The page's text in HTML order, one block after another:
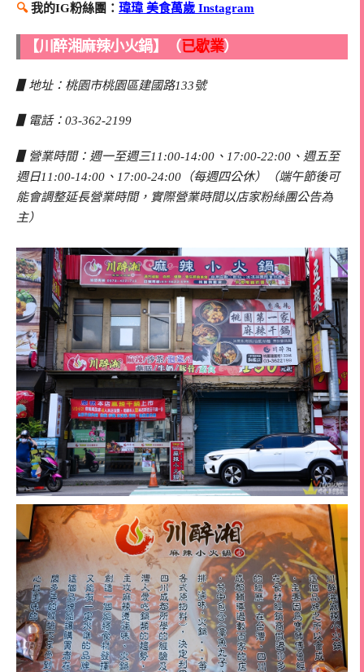
🔍我的IG粉絲團： 瑋瑋 美食萬歲 Instagram
【川醉湘麻辣小火鍋】（已歇業）
▋地址：桃園市桃園區建國路133號
▋電話：03-362-2199
▋營業時間：週一至週三11:00-14:00、17:00-22:00、週五至
週日11:00-14:00、17:00-24:00（每週四公休）（端午節後可
能會調整延長營業時間，實際營業時間以店家粉絲團公告為
主）